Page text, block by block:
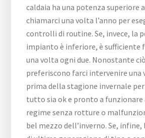
caldaia ha una potenza superiore a
chiamarci una volta l’anno per
controlli di routine. Se, invece, la
impianto è inferiore, è sufficiente
una volta ogni due. Nonostante
preferiscono farci intervenire una
prima della stagione invernale
tutto sia ok e pronto a funzionare
regime senza rotture o
bel mezzo dell’inverno. Se, infine,